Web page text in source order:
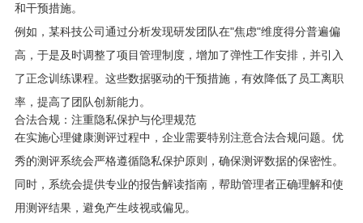
和干预措施。
例如，某科技公司通过分析发现研发团队在"焦虑"维度得分普遍偏
高，于是及时调整了项目管理制度，增加了弹性工作安排，并引入
了正念训练课程。这些数据驱动的干预措施，有效降低了员工离职
率，提高了团队创新能力。
合法合规：注重隐私保护与伦理规范
在实施心理健康测评过程中，企业需要特别注意合法合规问题。优
秀的测评系统会严格遵循隐私保护原则，确保测评数据的保密性。
同时，系统会提供专业的报告解读指南，帮助管理者正确理解和使
用测评结果，避免产生歧视或偏见。